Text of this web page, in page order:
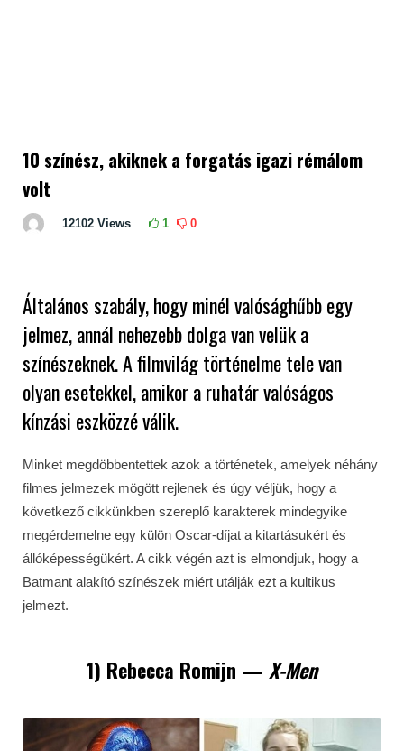
10 színész, akiknek a forgatás igazi rémálom
volt
12102 Views 1 0
Általános szabály, hogy minél valósághűbb egy
jelmez, annál nehezebb dolga van velük a
színészeknek. A filmvilág történelme tele van
olyan esetekkel, amikor a ruhatár valóságos
kínzási eszközzé válik.
Minket megdöbbentettek azok a történetek, amelyek néhány
filmes jelmezek mögött rejlenek és úgy véljük, hogy a
következő cikkünkben szereplő karakterek mindegyike
megérdemelne egy külön Oscar-díjat a kitartásukért és
állóképességükért. A cikk végén azt is elmondjuk, hogy a
Batmant alakító színészek miért utálják ezt a kultikus
jelmezt.
1) Rebecca Romijn — X-Men